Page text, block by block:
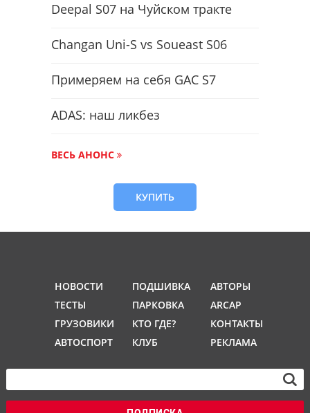
Deepal S07 на Чуйском тракте
Changan Uni-S vs Soueast S06
Примеряем на себя GAC S7
ADAS: наш ликбез
ВЕСЬ АНОНС
КУПИТЬ
НОВОСТИ
ТЕСТЫ
ГРУЗОВИКИ
АВТОСПОРТ
ПОДШИВКА
ПАРКОВКА
КТО ГДЕ?
КЛУБ
АВТОРЫ
ARCAP
КОНТАКТЫ
РЕКЛАМА